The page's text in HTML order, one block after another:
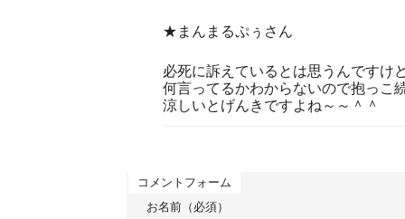
★まんまるぷぅさん
必死に訴えているとは思うんですけ
何言ってるかわからないので抱っこ
涼しいとげんきですよね～～＾＾
コメントフォーム
お名前（必須）